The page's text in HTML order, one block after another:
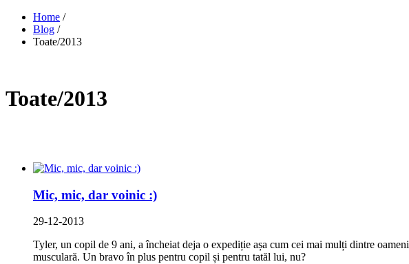
Home /
Blog /
Toate/2013
Toate/2013
Mic, mic, dar voinic :)
29-12-2013
Tyler, un copil de 9 ani, a încheiat deja o expediție așa cum cei mai mulți dintre
musculară. Un bravo în plus pentru copil și pentru tatăl lui, nu?